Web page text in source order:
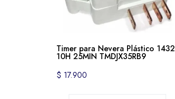
Timer para Nevera Plástico 1432
10H 25MIN TMDJX35RB9
$ 17.900